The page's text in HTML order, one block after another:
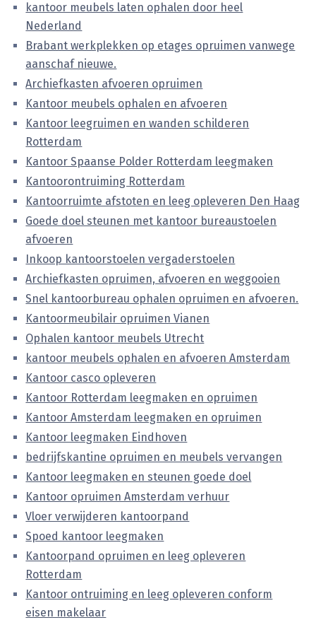
kantoor meubels laten ophalen door heel
Nederland
Brabant werkplekken op etages opruimen vanwege
aanschaf nieuwe.
Archiefkasten afvoeren opruimen
Kantoor meubels ophalen en afvoeren
Kantoor leegruimen en wanden schilderen
Rotterdam
Kantoor Spaanse Polder Rotterdam leegmaken
Kantoorontruiming Rotterdam
Kantoorruimte afstoten en leeg opleveren Den Haag
Goede doel steunen met kantoor bureaustoelen
afvoeren
Inkoop kantoorstoelen vergaderstoelen
Archiefkasten opruimen, afvoeren en weggooien
Snel kantoorbureau ophalen opruimen en afvoeren.
Kantoormeubilair opruimen Vianen
Ophalen kantoor meubels Utrecht
kantoor meubels ophalen en afvoeren Amsterdam
Kantoor casco opleveren
Kantoor Rotterdam leegmaken en opruimen
Kantoor Amsterdam leegmaken en opruimen
Kantoor leegmaken Eindhoven
bedrijfskantine opruimen en meubels vervangen
Kantoor leegmaken en steunen goede doel
Kantoor opruimen Amsterdam verhuur
Vloer verwijderen kantoorpand
Spoed kantoor leegmaken
Kantoorpand opruimen en leeg opleveren
Rotterdam
Kantoor ontruiming en leeg opleveren conform
eisen makelaar